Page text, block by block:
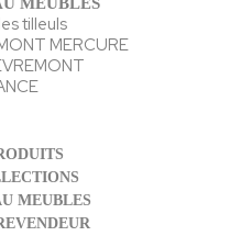
tilleuls
MERCURE
MEUBLES